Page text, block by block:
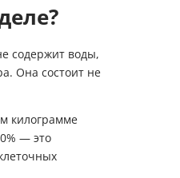
содержит воды,
Она состоит не
килограмме
— это